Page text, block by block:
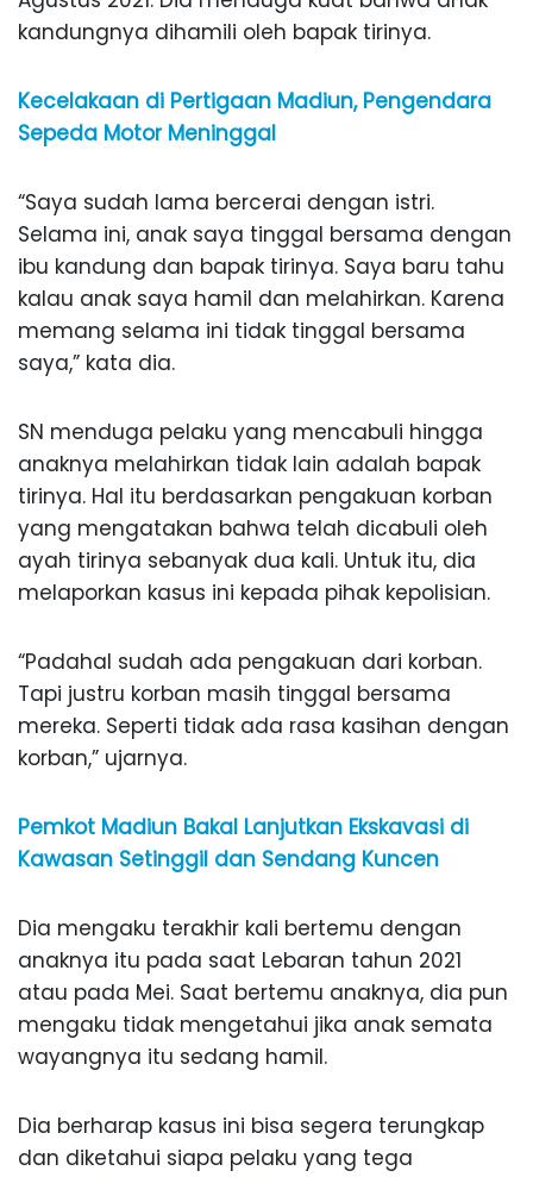
kandungnya dihamili oleh bapak tirinya.
Kecelakaan di Pertigaan Madiun, Pengendara
Sepeda Motor Meninggal
“Saya sudah lama bercerai dengan istri.
Selama ini, anak saya tinggal bersama dengan
ibu kandung dan bapak tirinya. Saya baru tahu
kalau anak saya hamil dan melahirkan. Karena
memang selama ini tidak tinggal bersama
saya,” kata dia.
SN menduga pelaku yang mencabuli hingga
anaknya melahirkan tidak lain adalah bapak
tirinya. Hal itu berdasarkan pengakuan korban
yang mengatakan bahwa telah dicabuli oleh
ayah tirinya sebanyak dua kali. Untuk itu, dia
melaporkan kasus ini kepada pihak kepolisian.
“Padahal sudah ada pengakuan dari korban.
Tapi justru korban masih tinggal bersama
mereka. Seperti tidak ada rasa kasihan dengan
korban,” ujarnya.
Pemkot Madiun Bakal Lanjutkan Ekskavasi di
Kawasan Setinggil dan Sendang Kuncen
Dia mengaku terakhir kali bertemu dengan
anaknya itu pada saat Lebaran tahun 2021
atau pada Mei. Saat bertemu anaknya, dia pun
mengaku tidak mengetahui jika anak semata
wayangnya itu sedang hamil.
Dia berharap kasus ini bisa segera terungkap
dan diketahui siapa pelaku yang tega